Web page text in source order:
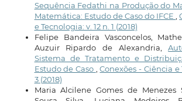
Sequência Fedathi na Produção do
Matemática: Estudo de Caso do IFCE
,
e Tecnologia: v. 12 n. 1 (2018)
Felipe Bandeira Vasconcelos,
Auzuir Ripardo de Alexandria,
Sistema de Tratamento e
Estudo de Caso
,Conexões - Ciência e
3 (2018)
Maria Alcilene Gomes de Menezes